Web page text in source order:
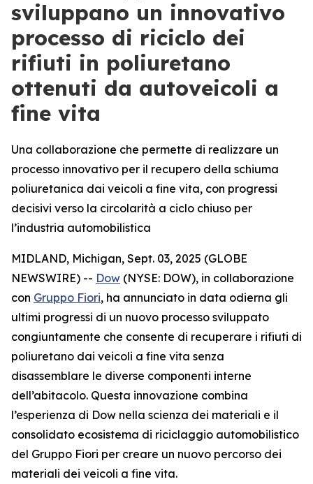
sviluppano un innovativo
processo di riciclo dei
rifiuti in poliuretano
ottenuti da autoveicoli a
fine vita
Una collaborazione che permette di realizzare un
processo innovativo per il recupero della schiuma
poliuretanica dai veicoli a fine vita, con progressi
decisivi verso la circolarità a ciclo chiuso per
l’industria automobilistica
MIDLAND, Michigan, Sept. 03, 2025 (GLOBE
NEWSWIRE) -- Dow (NYSE: DOW), in collaborazione
con Gruppo Fiori, ha annunciato in data odierna gli
ultimi progressi di un nuovo processo sviluppato
congiuntamente che consente di recuperare i rifiuti di
poliuretano dai veicoli a fine vita senza
disassemblare le diverse componenti interne
dell’abitacolo. Questa innovazione combina
l’esperienza di Dow nella scienza dei materiali e il
consolidato ecosistema di riciclaggio automobilistico
del Gruppo Fiori per creare un nuovo percorso dei
materiali dei veicoli a fine vita.